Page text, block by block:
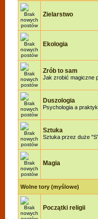
Zielarstwo
Ekologia
Zrób to sam
Jak zrobić magiczne
Duszologia
Psychologia a
Sztuka
Sztuka przez duże
Magia
Wolne tory (myślowe)
Początki religii